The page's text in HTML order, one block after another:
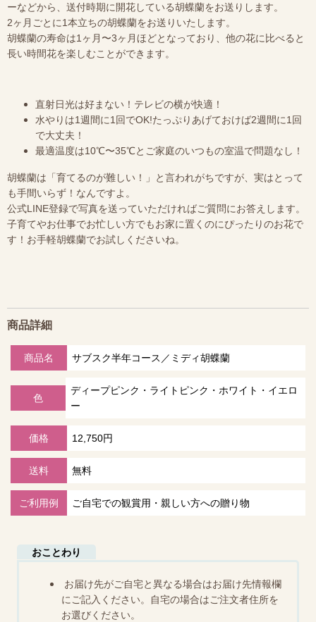
ーなどから、送付時期に開花している胡蝶蘭をお送りします。
2ヶ月ごとに1本立ちの胡蝶蘭をお送りいたします。
胡蝶蘭の寿命は1ヶ月〜3ヶ月ほどとなっており、他の花に比べると
長い時間花を楽しむことができます。
直射日光は好まない！テレビの横が快適！
水やりは1週間に1回でOK!たっぷりあげておけば2週間に1回
で大丈夫！
最適温度は10℃〜35℃とご家庭のいつもの室温で問題なし！
胡蝶蘭は「育てるのが難しい！」と言われがちですが、実はとって
も手間いらず！なんですよ。
公式LINE登録で写真を送っていただければご質問にお答えします。
子育てやお仕事でお忙しい方でもお家に置くのにぴったりのお花で
す！お手軽胡蝶蘭でお試しくださいね。
商品詳細
商品名 サブスク半年コース／ミディ胡蝶蘭
色
ディープピンク・ライトピンク・ホワイト・イエロ
ー
価格 12,750円
送料 無料
ご利用例 ご自宅での観賞用・親しい方への贈り物
おことわり
お届け先がご自宅と異なる場合はお届け先情報欄
にご記入ください。自宅の場合はご注文者住所を
お選びください。